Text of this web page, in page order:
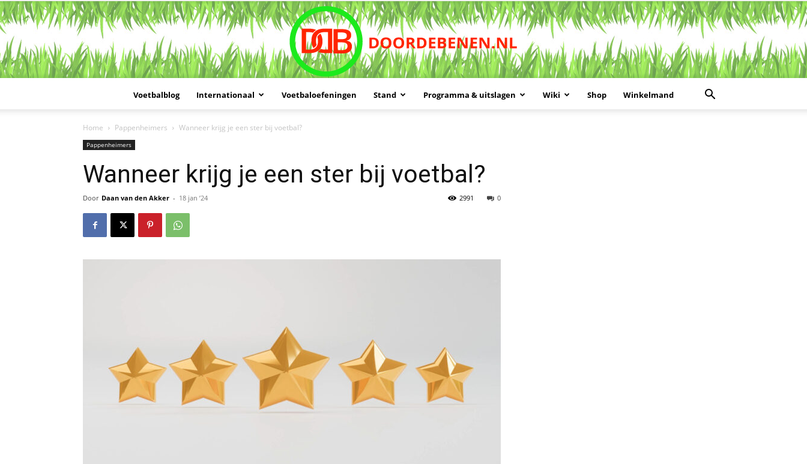
Voetbalblog Internationaal Voetbaloefeningen Stand Programma & uitslagen Wiki Shop Winkelmand
Home Pappenheimers Wanneer krijg je een ster bij voetbal?
Pappenheimers
Wanneer krijg je een ster bij voetbal?
Door Daan van den Akker - 18 jan ’24 0
2991